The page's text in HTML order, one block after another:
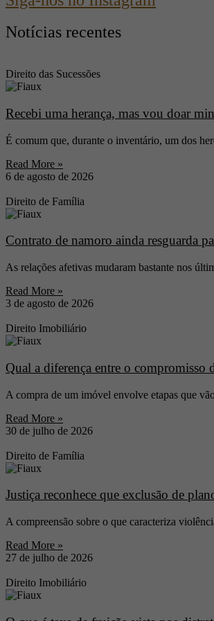
Conclusão
O pagamento da taxa de laudêmio é condição
Notícias recentes
Direito das Sucessões
Recebi uma herança, mas vou doar
É comum que, durante o inventário, um dos
Read More »
6 de agosto de 2026
Direito de Família
Contrato de namoro ainda resguarda
As relações afetivas mudaram bastante nos
Read More »
3 de agosto de 2026
Direito Imobiliário
Qual a diferença entre o compromisso
A compra de um imóvel envolve etapas que
Read More »
30 de julho de 2026
Direito de Família
Justiça reconhece que exclusão de
A compreensão sobre o que caracteriza
Read More »
27 de julho de 2026
Direito Imobiliário